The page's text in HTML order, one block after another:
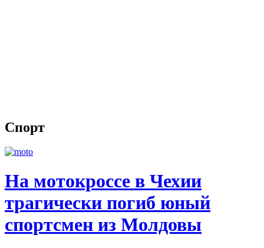
Спорт
На мотокроссе в Чехии
трагически погиб юный
спортсмен из Молдовы